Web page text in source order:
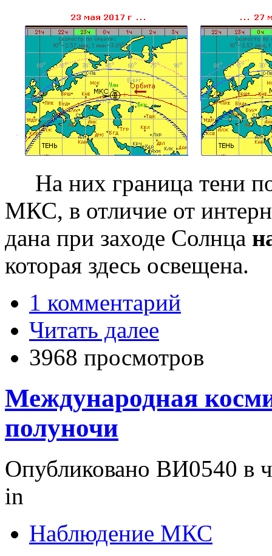
На них граница тени
МКС, в отличие от
дана при заходе Солнца
которая здесь освещена.
1 комментарий
Читать далее
3968 просмотров
Международная
полуночи
Опубликовано ВИ0540 в
in
Наблюдение МКС